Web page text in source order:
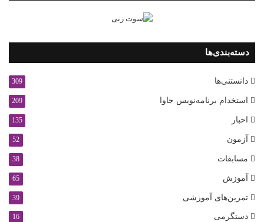
دسته‌بندی‌ها
دانستنی‌ها 309
استخدام برنامه‌نویس جاوا 209
اخبار 135
آزمون 52
مسابقات 38
آموزش 65
تمرین‌های آموزشی 39
دستگرمی 16